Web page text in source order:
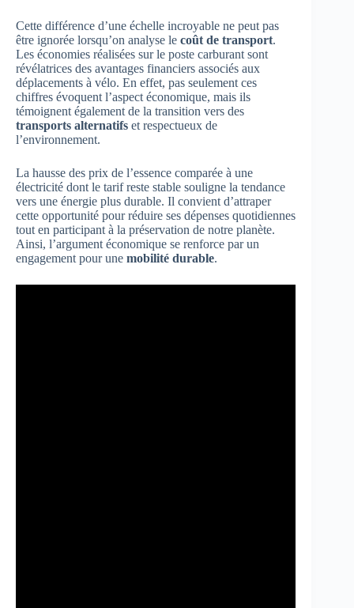
Cette différence d’une échelle incroyable ne peut pas
être ignorée lorsqu’on analyse le coût de transport.
Les économies réalisées sur le poste carburant sont
révélatrices des avantages financiers associés aux
déplacements à vélo. En effet, pas seulement ces
chiffres évoquent l’aspect économique, mais ils
témoignent également de la transition vers des
transports alternatifs et respectueux de
l’environnement.
La hausse des prix de l’essence comparée à une
électricité dont le tarif reste stable souligne la tendance
vers une énergie plus durable. Il convient d’attraper
cette opportunité pour réduire ses dépenses quotidiennes
tout en participant à la préservation de notre planète.
Ainsi, l’argument économique se renforce par un
engagement pour une mobilité durable.